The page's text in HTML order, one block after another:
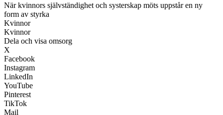
När kvinnors självständighet och systerskap möts uppstår en ny
form av styrka
Kvinnor
Kvinnor
Dela och visa omsorg
X
Facebook
Instagram
LinkedIn
YouTube
Pinterest
TikTok
Mail